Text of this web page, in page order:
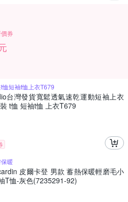
券
恤短袖t恤上衣T679
台灣發貨寬鬆透氣速乾運動短袖上衣
t恤 短袖t恤 上衣T679
暖
皮爾卡登 男款 蓄熱保暖輕磨毛小
T恤-灰色(7235291-92)